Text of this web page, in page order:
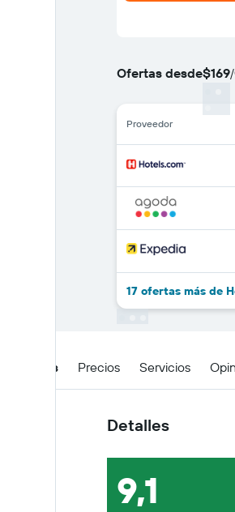
Ofertas desde$169/
Proveedor
17 ofertas más de
Detalles Precios Servicios
Detalles
9,1